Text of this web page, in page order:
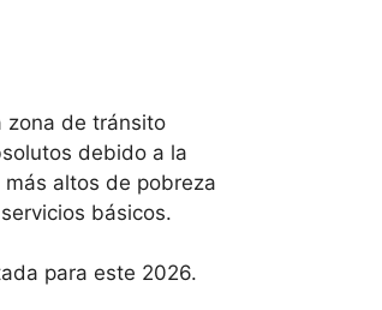
zona de tránsito
debido a la
altos de pobreza
básicos.
para este 2026.